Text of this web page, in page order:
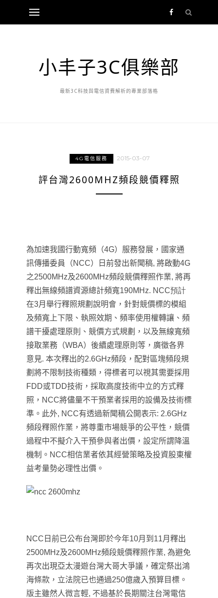
小丰子3C俱樂部
最新3C科技與電信資費解析的專業部落格
4G電信服務 2015-03-07
評台灣2600MHZ頻段競價釋照
為加速我國行動寬頻（4G）服務發展，國家通
訊傳播委員（NCC）日前發出新聞稿, 將啟動4G
之2500MHz及2600MHz頻段競價釋照作業, 將再
釋出無線頻譜資源總計頻寬190MHz. NCC預計
在3月舉行釋照規劃說明會，針對競價標的模組
及頻寬上下限、執照效期、頻率使用權轉讓、頻
譜干擾處理原則、競價方式規劃，以及無線寬頻
接取業務（WBA）後續處理原則等，廣徵各界
意見. 本次釋出的2.6GHz頻段，配對區塊頻段規
劃將不限制技術種類，得標者可以視其需要採用
FDD或TDD技術，採取高度技術中立的方式釋
照，NCC將儘量不干預業者採用的設備及技術標
準。 此外, NCC有透過新聞稿公開表示: 2.6GHz
頻段釋照作業，將尊重市場競爭的公平性，競價
過程中不擬介入干預參與者出價，設定所謂降溫
機制。NCC相信業者依其經營策略及投資股東權
益考量勢必理性出價。
NCC日前已公布台灣即於今年10月到11月釋出
2500MHz及2600MHz頻段競價釋照作業, 為避免
再次出現亞太漫遊台灣大哥大爭議，確定祭出鴻
海條款，立法院已也通過250億歲入預算目標。
版主雖然人微言輕, 不過基於長期關注台灣電信